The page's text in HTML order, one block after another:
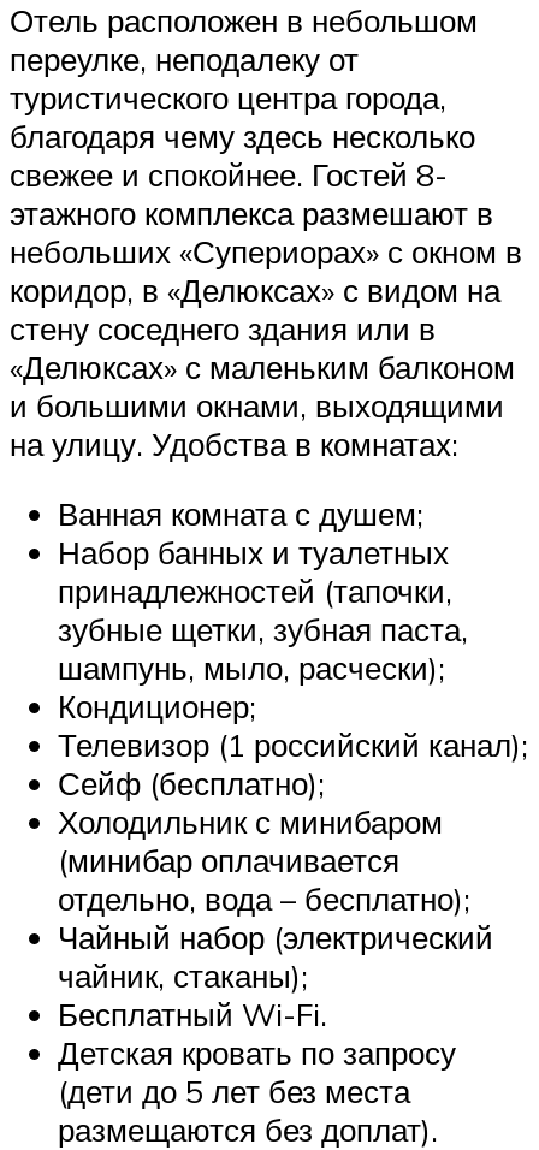
Отель расположен в небольшом
переулке, неподалеку от
туристического центра города,
благодаря чему здесь несколько
свежее и спокойнее. Гостей 8-
этажного комплекса размешают в
небольших «Супериорах» с окном в
коридор, в «Делюксах» с видом на
стену соседнего здания или в
«Делюксах» с маленьким балконом
и большими окнами, выходящими
на улицу. Удобства в комнатах:
Ванная комната с душем;
Набор банных и туалетных
принадлежностей (тапочки,
зубные щетки, зубная паста,
шампунь, мыло, расчески);
Кондиционер;
Телевизор (1 российский канал);
Сейф (бесплатно);
Холодильник с минибаром
(минибар оплачивается
отдельно, вода – бесплатно);
Чайный набор (электрический
чайник, стаканы);
Бесплатный Wi-Fi.
Детская кровать по запросу
(дети до 5 лет без места
размещаются без доплат).